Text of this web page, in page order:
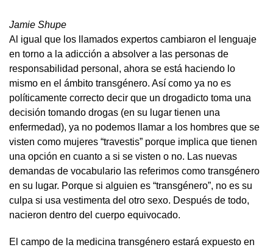
Jamie Shupe
Al igual que los llamados expertos cambiaron el lenguaje
en torno a la adicción a absolver a las personas de
responsabilidad personal, ahora se está haciendo lo
mismo en el ámbito transgénero. Así como ya no es
políticamente correcto decir que un drogadicto toma una
decisión tomando drogas (en su lugar tienen una
enfermedad), ya no podemos llamar a los hombres que se
visten como mujeres “travestis” porque implica que tienen
una opción en cuanto a si se visten o no. Las nuevas
demandas de vocabulario las referimos como transgénero
en su lugar. Porque si alguien es “transgénero”, no es su
culpa si usa vestimenta del otro sexo. Después de todo,
nacieron dentro del cuerpo equivocado.
El campo de la medicina transgénero estará expuesto en